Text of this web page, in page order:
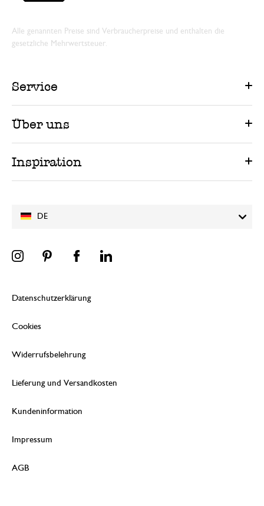
DE
Alle genannten Preise sind Verbraucherpreise und enthalten die
gesetzliche Mehrwertsteuer.
Service
Über uns
Inspiration
Datenschutzerklärung
Cookies
Widerrufsbelehrung
Lieferung und Versandkosten
Kundeninformation
Impressum
AGB